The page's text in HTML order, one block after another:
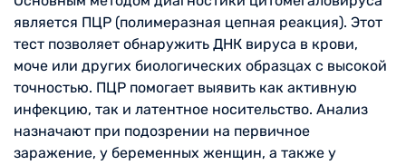
является ПЦР (полимеразная цепная реакция). Этот
тест позволяет обнаружить ДНК вируса в крови,
моче или других биологических образцах с высокой
точностью. ПЦР помогает выявить как активную
инфекцию, так и латентное носительство. Анализ
назначают при подозрении на первичное
заражение, у беременных женщин, а также у